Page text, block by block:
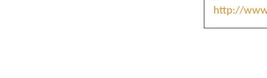
http://